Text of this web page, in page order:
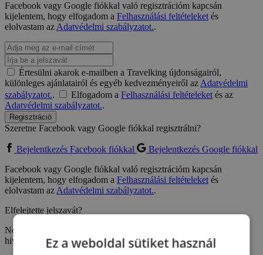
Facebook vagy Google fiókkal való regisztrációm kapcsán
kijelentem, hogy elfogadom a Felhasználási feltételeketés
elolvastam azAdatvédelmi szabályzatot..
Értesülni akarok e-mailben a Travelking újdonságairól,
különleges ajánlatairól és egyéb kedvezményeiről azAdatvédelmi
szabályzatot.. Elfogadom a Felhasználási feltételeketés az
Adatvédelmi szabályzatot..
Regisztráció
Szeretne Facebook vagy Google fiókkal regisztrálni?
Bejelentkezés Facebook fiókkal
Bejelentkezés Google fiókkal
Facebook vagy Google fiókkal való regisztrációm kapcsán
kijelentem, hogy elfogadom a Felhasználási feltételeketés
elolvastam azAdatvédelmi szabályzatot..
Elfelejtette jelszavát?
Ne aggódjon, csak adja meg e-mail címét, ahova küldünk egy
hivatkozást, így megadhat egy újat.
Ez a weboldal sütiket használ